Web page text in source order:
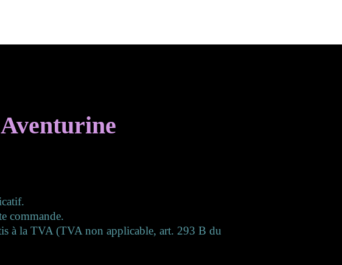
commande.
à la TVA (TVA non applicable, art. 293 B du